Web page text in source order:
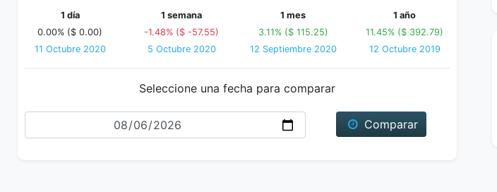
1 día
0.00% ($ 0.00)
11 Octubre 2020
1 semana
-1.48% ($ -57.55)
5 Octubre 2020
1 mes
3.11% ($ 115.25)
12 Septiembre 2020
1 año
11.45% ($ 392.79)
12 Octubre 2019
Seleccione una fecha para comparar
Fecha
Comparar